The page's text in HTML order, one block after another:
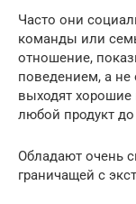
Часто они
команды или
отношение,
поведением, а не
выходят
любой продукт
Обладают очень
граничащей с